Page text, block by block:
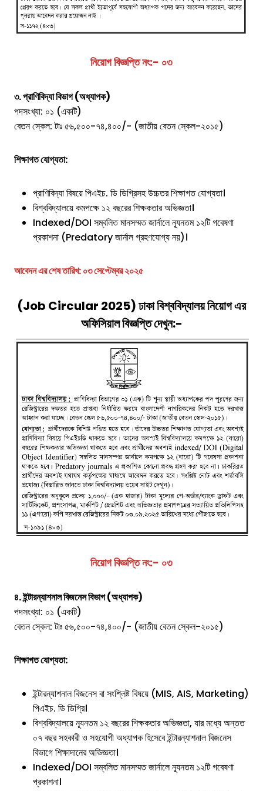
নিয়োগ বিজ্ঞপ্তি নং:- ০৩
৩. প্রাণিবিদ্যা বিভাগ (অধ্যাপক)
পদসংখ্যা: ০১ (একটি)
বেতন স্কেল: টাঃ ৫৬,৫০০-৭৪,৪০০/- (জাতীয় বেতন স্কেল-২০১৫)
শিক্ষাগত যোগ্যতা:
প্রাণিবিদ্যা বিষয়ে পিএইচ. ডি ডিগ্রিসহ উচ্চতর শিক্ষাগত যোগ্যতা।
বিশ্ববিদ্যালয়ে কমপক্ষে ১২ বছরের শিক্ষকতার অভিজ্ঞতা।
Indexed/DOI সম্বলিত মানসম্মত জার্নালে ন্যূনতম ১২টি গবেষণা
প্রকাশনা (Predatory জার্নাল গ্রহণযোগ্য নয়)।
আবেদন এর শেষ তারিখ:০৩ সেপ্টেম্বর ২০২৫
(Job Circular 2025) ঢাকা বিশ্ববিদ্যালয় নিয়োগ এর
অফিসিয়াল বিজ্ঞপ্তি দেখুন:-
নিয়োগ বিজ্ঞপ্তি নং:- ০৩
৪. ইন্টারন্যাশনাল বিজনেস বিভাগ (অধ্যাপক)
পদসংখ্যা: ০১ (একটি)
বেতন স্কেল: টাঃ ৫৬,৫০০-৭৪,৪০০/- (জাতীয় বেতন স্কেল-২০১৫)
শিক্ষাগত যোগ্যতা:
ইন্টারন্যাশনাল বিজনেস বা সংশ্লিষ্ট বিষয়ে (MIS, AIS, Marketing)
পিএইচ. ডি ডিগ্রি।
বিশ্ববিদ্যালয়ে ন্যূনতম ১২ বছরের শিক্ষকতার অভিজ্ঞতা, যার মধ্যে অন্তত
০৭ বছর সহকারী ও সহযোগী অধ্যাপক হিসেবে ইন্টারন্যাশনাল বিজনেস
বিভাগে শিক্ষাদানের অভিজ্ঞতা।
Indexed/DOI সম্বলিত মানসম্মত জার্নালে ন্যূনতম ১২টি গবেষণা
প্রকাশনা।